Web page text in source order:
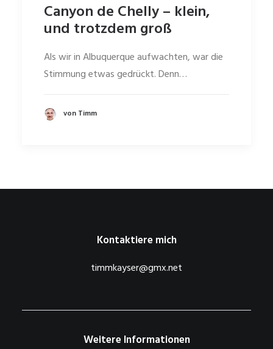
Canyon de Chelly – klein,
und trotzdem groß
Als wir in Albuquerque aufwachten, war die
Stimmung etwas gedrückt. Denn…
von Timm
Kontaktiere mich
timmkayser@gmx.net
Weitere Informationen